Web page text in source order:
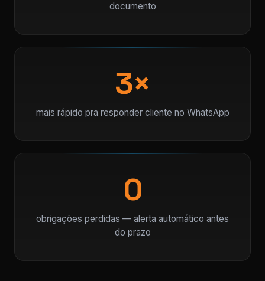
documento
3×
mais rápido pra responder cliente no WhatsApp
0
obrigações perdidas — alerta automático antes
do prazo